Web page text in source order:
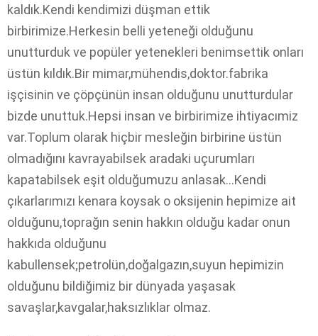
kaldık.Kendi kendimizi düşman ettik
birbirimize.Herkesin belli yeteneği olduğunu
unutturduk ve popüler yetenekleri benimsettik onları
üstün kıldık.Bir mimar,mühendis,doktor.fabrika
işçisinin ve çöpçünün insan olduğunu unutturdular
bizde unuttuk.Hepsi insan ve birbirimize ihtiyacımiz
var.Toplum olarak hiçbir mesleğin birbirine üstün
olmadığını kavrayabilsek aradaki uçurumları
kapatabilsek eşit olduğumuzu anlasak…Kendi
çıkarlarımızı kenara koysak o oksijenin hepimize ait
olduğunu,toprağın senin hakkın olduğu kadar onun
hakkıda olduğunu
kabullensek;petrolün,doğalgazın,suyun hepimizin
olduğunu bildiğimiz bir dünyada yaşasak
savaşlar,kavgalar,haksızlıklar olmaz.